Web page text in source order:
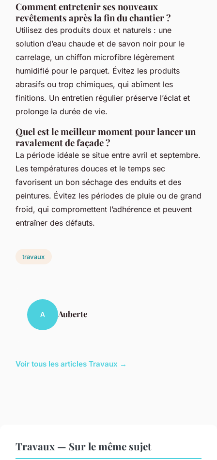
Comment entretenir ses nouveaux
revêtements après la fin du chantier ?
Utilisez des produits doux et naturels : une
solution d’eau chaude et de savon noir pour le
carrelage, un chiffon microfibre légèrement
humidifié pour le parquet. Évitez les produits
abrasifs ou trop chimiques, qui abîment les
finitions. Un entretien régulier préserve l’éclat et
prolonge la durée de vie.
Quel est le meilleur moment pour lancer un
ravalement de façade ?
La période idéale se situe entre avril et septembre.
Les températures douces et le temps sec
favorisent un bon séchage des enduits et des
peintures. Évitez les périodes de pluie ou de grand
froid, qui compromettent l’adhérence et peuvent
entraîner des défauts.
travaux
A Auberte
Voir tous les articles Travaux →
Travaux — Sur le même sujet